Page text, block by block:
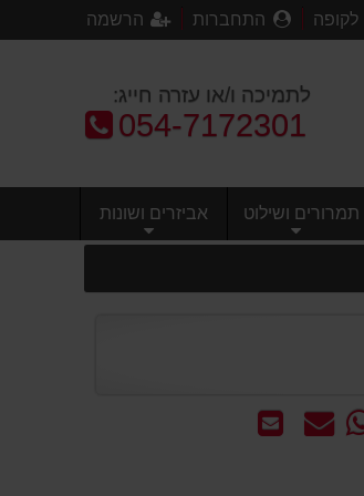
לקופה התחברות הרשמה
לתמיכה ו/או עזרה חייג:
טלפון:
054-7172301
תמרורים ושילוט אביזרים ושונות
שלח
שאל